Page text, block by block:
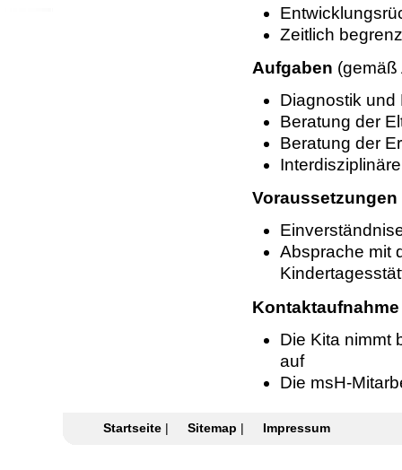
Zeitlich
Aufgaben (gemäß
Diagnostik und
Beratung der
Beratung der
Voraussetzungen
Absprache mit
Kontaktaufnahme
Die Kita nimmt
auf
Die msH-
Startseite| Sitemap | Impressum